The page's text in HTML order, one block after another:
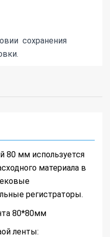
сохранения
80 мм используется
материала в
регистраторы.
ленты: